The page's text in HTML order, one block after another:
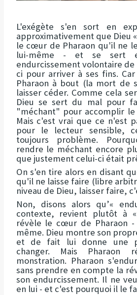
L'exégète s'en sort en
approximativement que Dieu
le cœur de Pharaon qu'il ne
lui-même - et se sert
endurcissement volontaire
ci pour arriver à ses fins.
Pharaon à bout (la mort de
laisser céder. Comme cela
Dieu se sert du mal pour
"méchant" pour accomplir le
Mais c'est vrai que ce n'est
pour le lecteur sensible,
toujours problème.
rendre le méchant encore
que justement celui-ci était
On s'en tire alors en disant
qu'il ne laisse faire (libre
niveau de Dieu, laisser faire,
Non, disons alors qu’«
contexte, revient plutôt à
révèle le cœur de Pharaon
même. Dieu montre son
et de fait lui donne une
changer. Mais Pharaon
monstration. Pharaon
sans prendre en compte la
son endurcissement. Il ne
en lui - et c'est pourquoi il le